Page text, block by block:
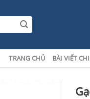
TRANG CHỦ BÀI VIẾT